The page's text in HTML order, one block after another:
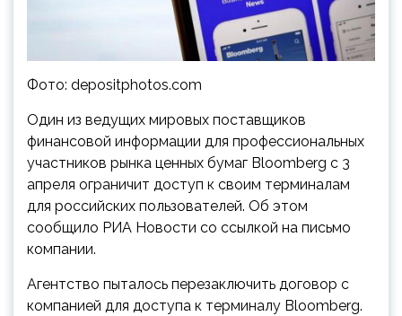
Фото: depositphotos.com
Один из ведущих мировых поставщиков
финансовой информации для профессиональных
участников рынка ценных бумаг Bloomberg с 3
апреля ограничит доступ к своим терминалам
для российских пользователей. Об этом
сообщило РИА Новости со ссылкой на письмо
компании.
Агентство пыталось перезаключить договор с
компанией для доступа к терминалу Bloomberg.